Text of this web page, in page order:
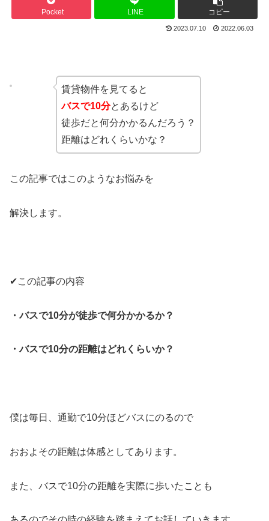
Pocket LINE コピー
2023.07.10 2022.06.03
賃貸物件を見てると
バスで10分とあるけど
徒歩だと何分かかるんだろう？
距離はどれくらいかな？
この記事ではこのようなお悩みを
解決します。
✔︎この記事の内容
・バスで10分が徒歩で何分かかるか？
・バスで10分の距離はどれくらいか？
僕は毎日、通勤で10分ほどバスにのるので
おおよその距離は体感としてあります。
また、バスで10分の距離を実際に歩いたことも